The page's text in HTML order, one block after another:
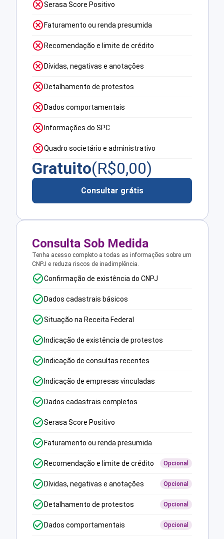
Serasa Score Positivo
Faturamento ou renda presumida
Recomendação e limite de crédito
Dívidas, negativas e anotações
Detalhamento de protestos
Dados comportamentais
Informações do SPC
Quadro societário e administrativo
Gratuito(R$0,00)
Consultar grátis
Consulta Sob Medida
Tenha acesso completo a todas as informações sobre um
CNPJ e reduza riscos de inadimplência.
Confirmação de existência do CNPJ
Dados cadastrais básicos
Situação na Receita Federal
Indicação de existência de protestos
Indicação de consultas recentes
Indicação de empresas vinculadas
Dados cadastrais completos
Serasa Score Positivo
Faturamento ou renda presumida
Recomendação e limite de crédito Opcional
Dívidas, negativas e anotações Opcional
Detalhamento de protestos Opcional
Dados comportamentais Opcional